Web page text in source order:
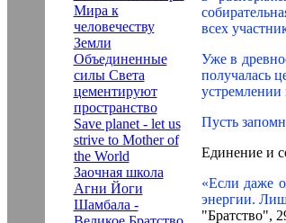
Мира к
человечеству
Земли
Объединенные
силы Света
цементируют
пространство
Save planet - let us
strive to Mother of
the World
Заочная школа
Агни Йоги
Шамбала -
всех
Уже в
получалась
устремлении
Пусть
Единение и
«Если даже
энергии.
"Братство",